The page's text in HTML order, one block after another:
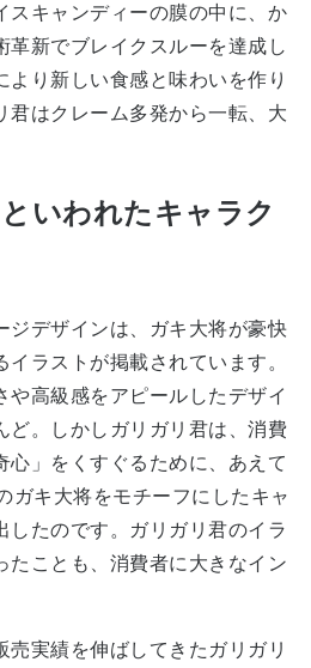
スキャンディーの膜の中に、か
革新でブレイクスルーを達成し
より新しい食感と味わいを作り
君はクレーム多発から一転、大
といわれたキャラク
デザインは、ガキ大将が豪快
ラストが掲載されています。
や高級感をアピールしたデザイ
ど。しかしガリガリ君は、消費
心」をくすぐるために、あえて
ガキ大将をモチーフにしたキャ
したのです。ガリガリ君のイラ
たことも、消費者に大きなイン
実績を伸ばしてきたガリガリ